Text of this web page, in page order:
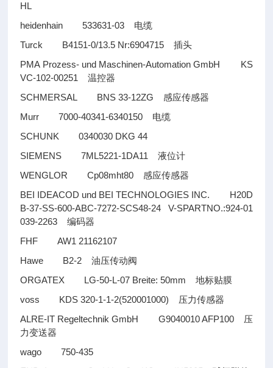
HL
heidenhain 533631-03 电缆
Turck B4151-0/13.5 Nr:6904715插头
PMA Prozess- und Maschinen-Automation GmbH KS
VC-102-00251温控器
SCHMERSAL BNS 33-12ZG感应传感器
Murr 7000-40341-6340150 电缆
SCHUNK 0340030 DKG 44
SIEMENS 7ML5221-1DA11液位计
WENGLOR Cp08mht80感应传感器
BEI IDEACOD und BEI TECHNOLOGIES INC. H20D
B-37-SS-600-ABC-7272-SCS48-24 V-SPARTNO.:924-01
039-2263编码器
FHF AW1 21162107
Hawe B2-2油压传动阀
ORGATEX LG-50-L-07 Breite: 50mm地标贴膜
voss KDS 320-1-1-2(520001000) 压力传感器
ALRE-IT Regeltechnik GmbH G9040010 AFP100
压
力变送器
wago 750-435